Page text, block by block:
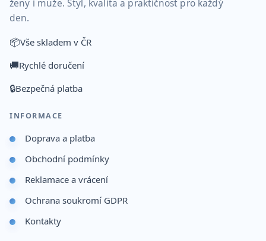
ženy i muže. Styl, kvalita a praktičnost pro každý
den.
📦Vše skladem v ČR
🚚Rychlé doručení
🔒Bezpečná platba
INFORMACE
Doprava a platba
Obchodní podmínky
Reklamace a vrácení
Ochrana soukromí GDPR
Kontakty